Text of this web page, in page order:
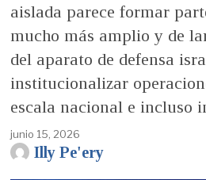
aislada parece formar
mucho más amplio y de
del aparato de defensa
institucionalizar
escala nacional e incluso
junio 15, 2026
Illy Pe'ery